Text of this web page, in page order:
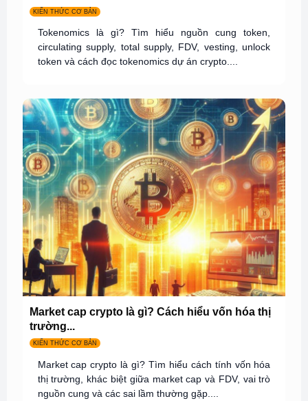
KIẾN THỨC CƠ BẢN
Tokenomics là gì? Tìm hiểu nguồn cung token,
circulating supply, total supply, FDV, vesting, unlock
token và cách đọc tokenomics dự án crypto....
Market cap crypto là gì? Cách hiểu vốn hóa thị
trường...
KIẾN THỨC CƠ BẢN
Market cap crypto là gì? Tìm hiểu cách tính vốn hóa
thị trường, khác biệt giữa market cap và FDV, vai trò
nguồn cung và các sai lầm thường gặp....